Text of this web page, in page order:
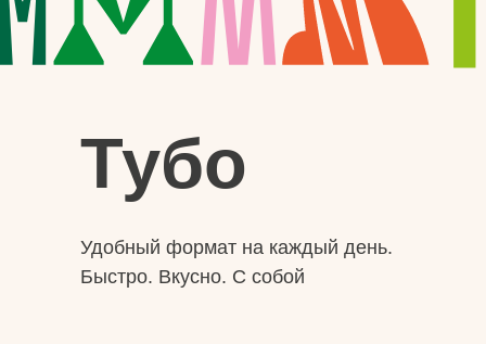
Удобный формат на каждый день.
Быстро. Вкусно. С собой
Тубо